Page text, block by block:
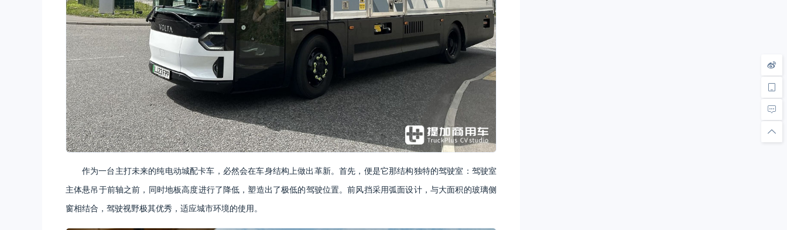
作为一台主打未来的纯电动城配卡车，必然会在车身结构上做出革新。首先，便是它那结构独特的驾驶室：驾驶室
主体悬吊于前轴之前，同时地板高度进行了降低，塑造出了极低的驾驶位置。前风挡采用弧面设计，与大面积的玻璃侧
窗相结合，驾驶视野极其优秀，适应城市环境的使用。